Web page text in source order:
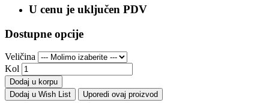
U cenu je uključen PDV
Dostupne opcije
Veličina
Kol
Dodaj u korpu
Dodaj u Wish List
Uporedi ovaj proizvod